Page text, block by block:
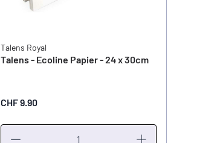
Talens Royal
Talens - Ecoline Papier - 24 x 30cm
CHF 9.90